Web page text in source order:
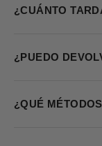
¿CUÁNTO
¿PUEDO
¿QUÉ